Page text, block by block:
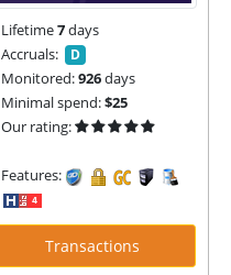
Lifetime7days
Accruals: D
Monitored:926days
Minimal spend:$25
Our rating:
Features:
Transactions